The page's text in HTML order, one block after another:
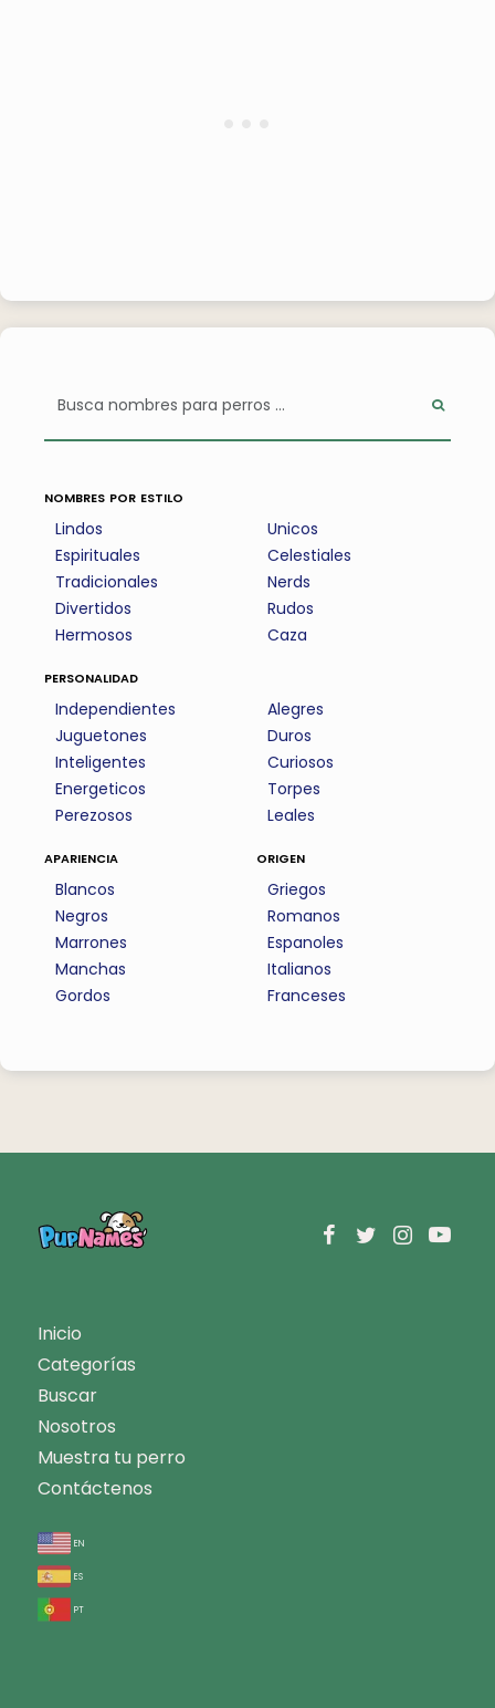
nombres por estilo
Lindos
Espirituales
Tradicionales
Divertidos
Hermosos
Unicos
Celestiales
Nerds
Rudos
Caza
personalidad
Independientes
Juguetones
Inteligentes
Energeticos
Perezosos
Alegres
Duros
Curiosos
Torpes
Leales
apariencia
Blancos
Negros
Marrones
Manchas
Gordos
origen
Griegos
Romanos
Espanoles
Italianos
Franceses
Inicio
Categorías
Buscar
Nosotros
Muestra tu perro
Contáctenos
en
es
pt